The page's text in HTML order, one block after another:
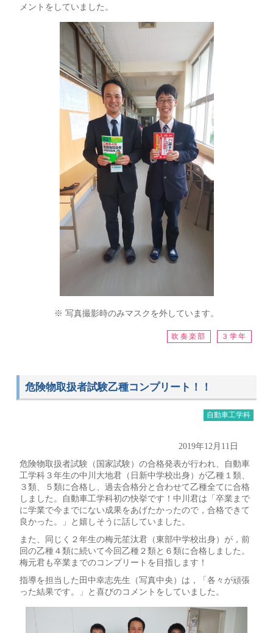
メントをしていました。
※ 写真撮影時のみマスクを外しています。
吹奏楽部 ３学年
危険物取扱者試験乙種コンプリート！！
自動車工学科
2019年12月11日
危険物取扱者試験（国家試験）の合格発表が行われ、自動車
工学科３年生の中川大地君（日新中学校出身）が乙種１類、
３類、５類に合格し、過去合格分と合わせて乙種全てに合格
しました。自動車工学科初の快挙です！中川君は「卒業まで
に学業で今までにない成果をあげたかったので，合格できて
良かった。」と嬉しそうに話していました。
また、同じく２年生の梅元笙汰君（東部中学校出身）が，前
回の乙種４類に続いて今回乙種２類と６類に合格しました。
梅元君も卒業までのコンプリートを目指します！
指導を担当した田中幸志先生（写真中央）は，「各々が頑張
った結果です。」と喜びのコメントをしていました。